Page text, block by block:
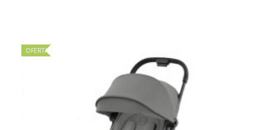
OFERTA